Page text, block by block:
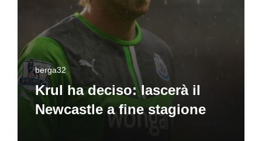
berga32
Krul ha deciso: lascerà il
Newcastle a fine stagione